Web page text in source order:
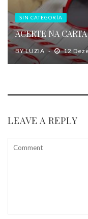
SIN CATEGORÍA
ACERTE NA
BYLUZIA 12
LEAVE A REPLY